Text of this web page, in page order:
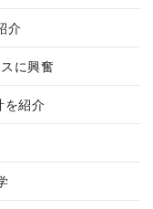
介
に興奮
を紹介